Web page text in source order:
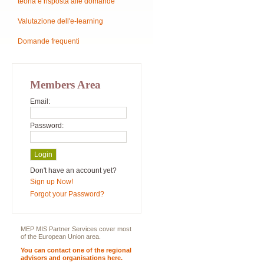
Valutazione dell'e-learning
Domande frequenti
Members Area
Email:
Password:
Don't have an account yet?
Sign up Now!
Forgot your Password?
MEP MIS Partner Services cover most
of the European Union area.
You can contact one of the regional
advisors and organisations here.